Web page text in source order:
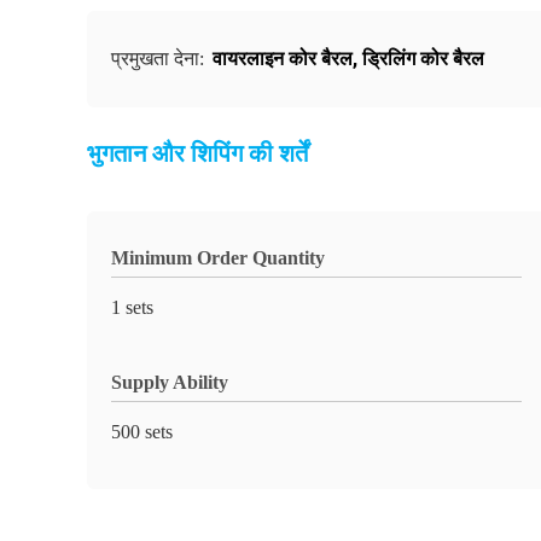
प्रमुखता देना: वायरलाइन कोर बैरल,ड्रिलिंग कोर बैरल
भुगतान और शिपिंग की शर्तें
Minimum Order Quantity
1 sets
Supply Ability
500 sets